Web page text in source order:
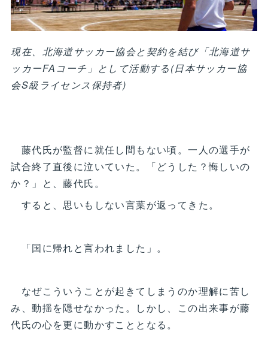
現在、北海道サッカー協会と契約を結び「北海道サ
ッカーFAコーチ」として活動する(日本サッカー協
会S級ライセンス保持者)
藤代氏が監督に就任し間もない頃。一人の選手が
試合終了直後に泣いていた。「どうした？悔しいの
か？」と、藤代氏。
すると、思いもしない言葉が返ってきた。
「国に帰れと言われました」。
なぜこういうことが起きてしまうのか理解に苦し
み、動揺を隠せなかった。しかし、この出来事が藤
代氏の心を更に動かすこととなる。